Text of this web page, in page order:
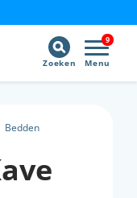
9
Menu
Zoeken
Bedden